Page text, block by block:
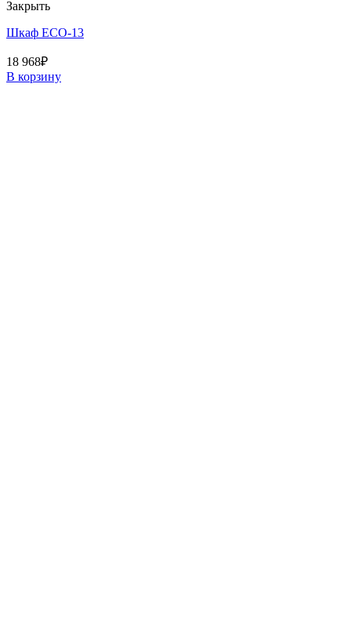
Закрыть
Шкаф ECO-13
18 968₽
В корзину